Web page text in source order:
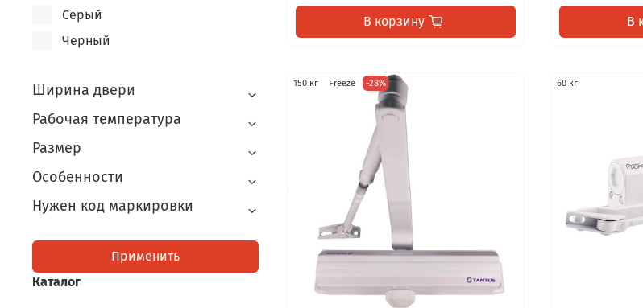
В корзину В
150 кг Freeze -28% 60 кг
Серый
Черный
Ширина двери
Рабочая температура
Размер
Особенности
Нужен код маркировки
Применить
Каталог